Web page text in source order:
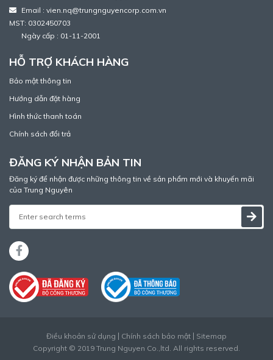
Email : vien.nq@trungnguyencorp.com.vn
MST: 0302450703
Ngày cấp : 01-11-2001
HỖ TRỢ KHÁCH HÀNG
Bảo mật thông tin
Hướng dẫn đặt hàng
Hình thức thanh toán
Chính sách đổi trả
ĐĂNG KÝ NHẬN BẢN TIN
Đăng ký để nhận được những thông tin về sản phẩm mới và khuyến mãi
của Trung Nguyên
Điều khoản sử dụng Chính sách bảo mật
Sitemap
Copyright © 2019 Trung Nguyen Co.,ltd. All rights reserved.